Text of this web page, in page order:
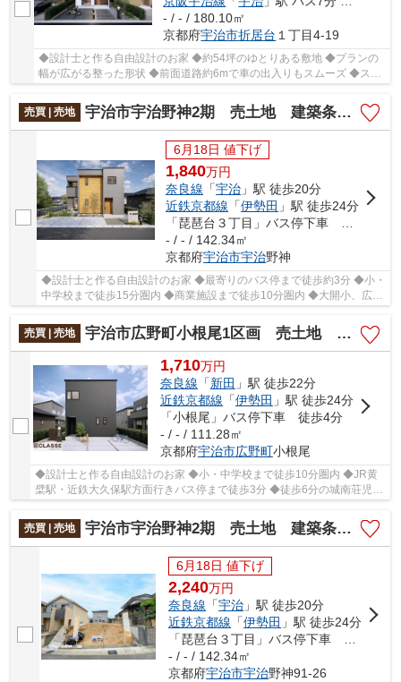
- / - / 180.10㎡
京都府宇治市折居台 １丁目4-19
◆設計士と作る自由設計のお家 ◆約54坪のゆとりある敷地 ◆プランの
幅が広がる整った形状 ◆前面道路約6mで車の出入りもスムーズ ◆スー
パー・小学校徒歩10分圏内
売買 | 売地
宇治市宇治野神2期 売土地 建築条件付き
6月18日 値下げ
1,840万円
奈良線 「宇治 」駅 徒歩20分
近鉄京都線 「伊勢田 」駅 徒歩24分
- / - / 142.34㎡
京都府宇治市宇治野神
◆設計士と作る自由設計のお家 ◆最寄りのバス停まで徒歩約3分 ◆小・
中学校まで徒歩15分圏内 ◆商業施設まで徒歩10分圏内 ◆大開小、広野
中エリア
売買 | 売地
宇治市広野町小根尾1区画 売土地 建築条件付き
1,710万円
奈良線 「新田 」駅 徒歩22分
近鉄京都線 「伊勢田 」駅 徒歩24分
「小根尾」バス停下車 徒歩4分
- / - / 111.28㎡
京都府宇治市広野町小根尾
◆設計士と作る自由設計のお家 ◆小・中学校まで徒歩10分圏内 ◆JR黄
檗駅・近鉄大久保駅方面行きバス停まで徒歩3分 ◆徒歩6分の城南荘児童
売買 | 売地
宇治市宇治野神2期 売土地 建築条件無し
6月18日 値下げ
2,240万円
奈良線 「宇治 」駅 徒歩20分
近鉄京都線 「伊勢田 」駅 徒歩24分
- / - / 142.34㎡
京都府宇治市宇治野神91-26